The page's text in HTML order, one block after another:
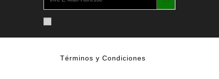
Términos y Condiciones